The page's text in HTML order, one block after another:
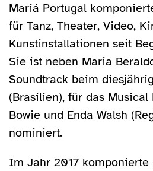
Mariá Portugal
für Tanz, Theater, Video,
Kunstinstallationen seit
Sie ist neben Maria
Soundtrack beim
(Brasilien), für das Musical
Bowie und Enda Walsh
nominiert.
Im Jahr 2017